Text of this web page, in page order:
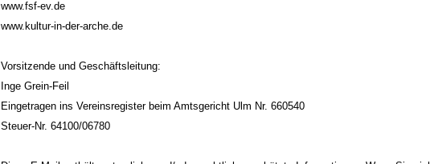
www.fsf-ev.de
www.kultur-in-der-arche.de
Vorsitzende und Geschäftsleitung:
Inge Grein-Feil
Eingetragen ins Vereinsregister beim Amtsgericht Ulm Nr. 660540
Steuer-Nr. 64100/06780